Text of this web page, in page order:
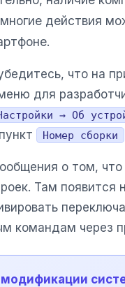
действия
что на
для
→ Об
Номер сборки
о том,
Там появится
командам через
модификации